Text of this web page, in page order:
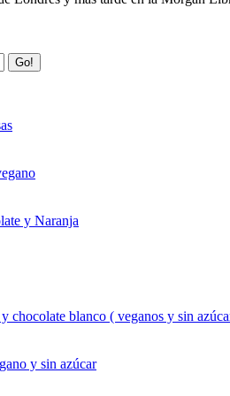
y Naranja
chocolate blanco ( veganos y sin
y sin azúcar